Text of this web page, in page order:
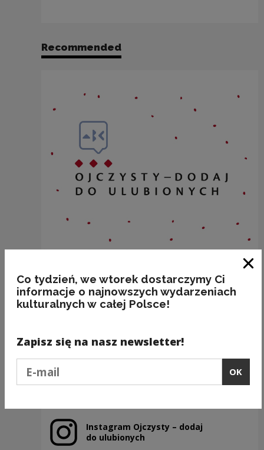
Recommended
BAKALIE
Previous slide
Next slide
Instagram Ojczysty – dodaj
do ulubionych
Note, the link will open in a new window
Co tydzień, we wtorek dostarczymy Ci
informacje o najnowszych wydarzeniach
kulturalnych w całej Polsce!
Zapisz się na nasz newsletter!
OK